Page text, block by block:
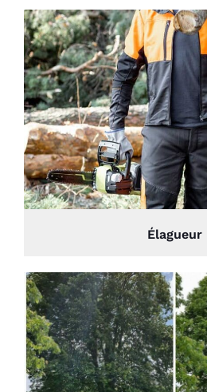
Élagueur